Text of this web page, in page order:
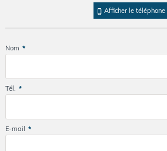
Afficher le téléphone
Nom *
Tél. *
E-mail *